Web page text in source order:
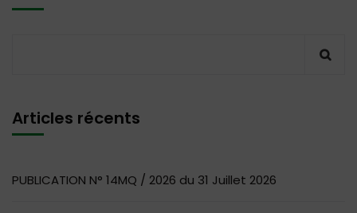
Articles récents
PUBLICATION N° 14MQ / 2026 du 31 Juillet 2026